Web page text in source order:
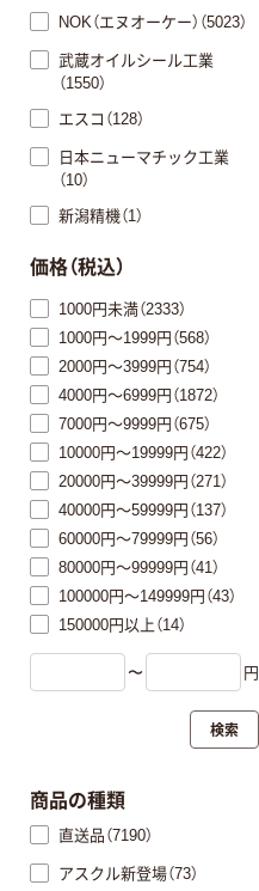
NOK（エヌオーケー）（5023）
武蔵オイルシール工業
（1550）
エスコ（128）
日本ニューマチック工業
（10）
新潟精機（1）
価格（税込）
1000円未満（2333）
1000円～1999円（568）
2000円～3999円（754）
4000円～6999円（1872）
7000円～9999円（675）
10000円～19999円（422）
20000円～39999円（271）
40000円～59999円（137）
60000円～79999円（56）
80000円～99999円（41）
100000円～149999円（43）
150000円以上（14）
〜 円
検索
商品の種類
直送品（7190）
アスクル新登場（73）